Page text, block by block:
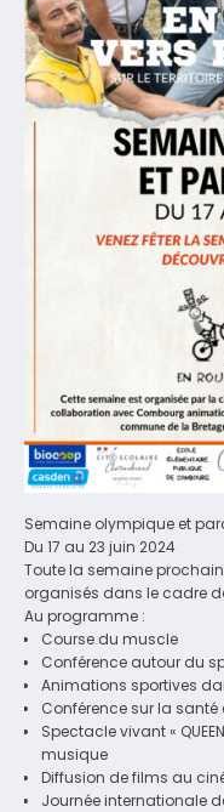
Semaine olympique et
Du 17 au 23 juin 2024
Toute la semaine
organisés dans le cadre
Au programme :
Course du muscle
Conférence autour du
Animations sportives
Conférence sur la santé
Spectacle vivant «
musique
Diffusion de films au
Journée internationale